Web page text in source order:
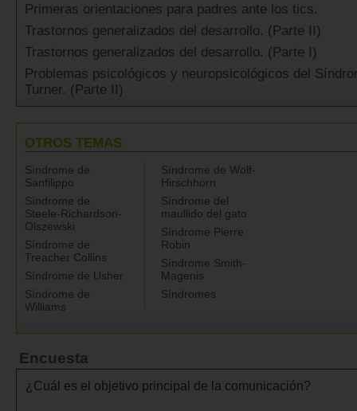
Primeras orientaciones para padres ante los tics.
Trastornos generalizados del desarrollo. (Parte II)
Trastornos generalizados del desarrollo. (Parte I)
Problemas psicológicos y neuropsicológicos del
Turner. (Parte II)
OTROS TEMAS
Síndrome de
Sanfilippo
Síndrome de
Steele-Richardson-
Olszewski
Síndrome de
Treacher Collins
Síndrome de Usher
Síndrome de
Williams
Síndrome de Wolf-
Hirschhorn
Síndrome del
maullido del gato
Síndrome Pierre
Robin
Síndrome Smith-
Magenis
Síndromes
Encuesta
¿Cuál es el objetivo principal de la comunicación?